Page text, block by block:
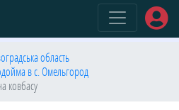
область
в с. Омельгород
ковбасу